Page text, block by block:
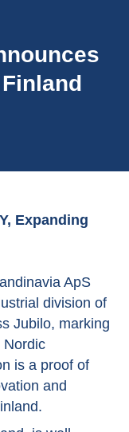
Expanding
ApS
division of
Jubilo, marking
Nordic
is a proof of
and